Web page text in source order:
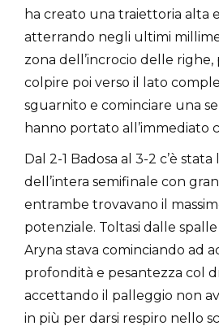
ha creato una traiettoria alta e
atterrando negli ultimi
zona dell’incrocio delle
colpire poi verso il lato
sguarnito e cominciare una
hanno portato all’immediato
Dal 2-1 Badosa al 3-2 c’è
dell’intera semifinale con
entrambe trovavano il
potenziale. Toltasi dalle
Aryna stava cominciando ad
profondità e pesantezza col
accettando il palleggio non
in più per darsi respiro nello